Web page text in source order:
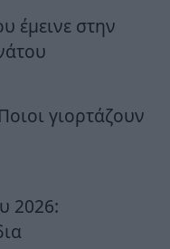
έμεινε στην
γιορτάζουν
2026: